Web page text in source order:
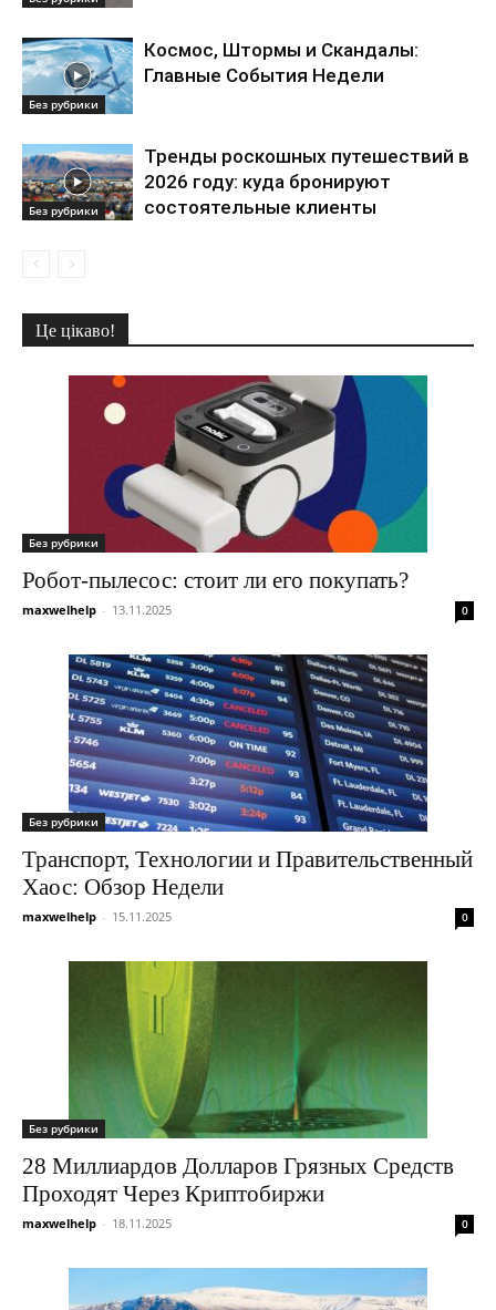
Без рубрики
Космос, Штормы и Скандалы:
Главные События Недели
Без рубрики
Тренды роскошных путешествий в
2026 году: куда бронируют
состоятельные клиенты
Це цікаво!
Без рубрики
Робот-пылесос: стоит ли его покупать?
maxwelhelp - 13.11.2025 0
Без рубрики
Транспорт, Технологии и Правительственный
Хаос: Обзор Недели
maxwelhelp - 15.11.2025 0
Без рубрики
28 Миллиардов Долларов Грязных Средств
Проходят Через Криптобиржи
maxwelhelp - 18.11.2025 0